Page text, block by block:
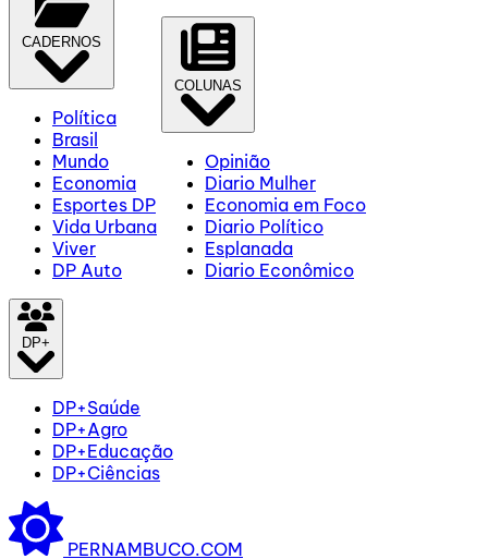
CADERNOS
Política
Brasil
Mundo
Economia
Esportes DP
Vida Urbana
Viver
DP Auto
COLUNAS
Opinião
Diario Mulher
Economia em Foco
Diario Político
Esplanada
Diario Econômico
DP+
DP+Saúde
DP+Agro
DP+Educação
DP+Ciências
PERNAMBUCO.COM